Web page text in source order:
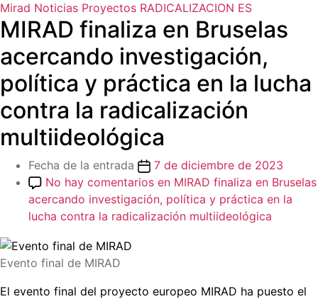
Mirad Noticias Proyectos RADICALIZACION ES
MIRAD finaliza en Bruselas
acercando investigación,
política y práctica en la lucha
contra la radicalización
multiideológica
Fecha de la entrada
7 de diciembre de 2023
No hay comentarios en MIRAD finaliza en Bruselas
acercando investigación, política y práctica en la
lucha contra la radicalización multiideológica
Evento final de MIRAD
El evento final del proyecto europeo MIRAD ha puesto el